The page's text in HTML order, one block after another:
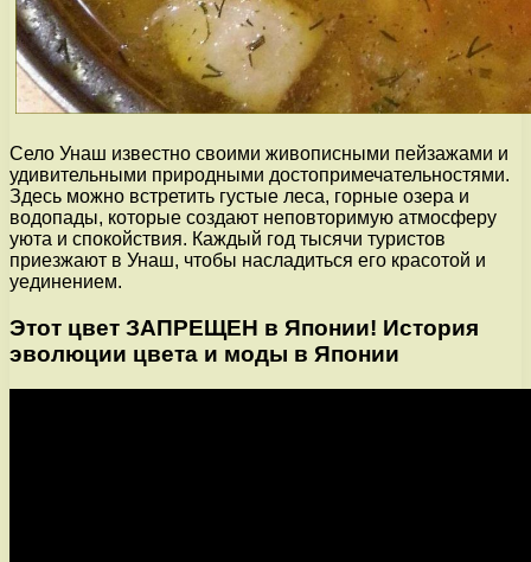
Село Унаш известно своими живописными пейзажами и
удивительными природными достопримечательностями.
Здесь можно встретить густые леса, горные озера и
водопады, которые создают неповторимую атмосферу
уюта и спокойствия. Каждый год тысячи туристов
приезжают в Унаш, чтобы насладиться его красотой и
уединением.
Этот цвет ЗАПРЕЩЕН в Японии! История
эволюции цвета и моды в Японии